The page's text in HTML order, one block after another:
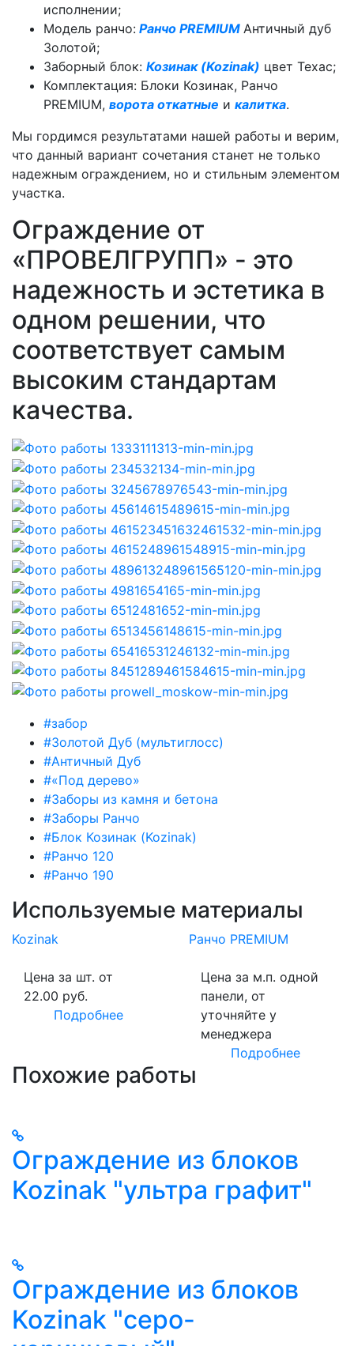
исполнении;
Модель ранчо: Ранчо PREMIUM Античный дуб
Золотой;
Заборный блок: Козинак (Kozinak) цвет Техас;
Комплектация: Блоки Козинак, Ранчо
PREMIUM, ворота откатные и калитка.
Мы гордимся результатами нашей работы и верим,
что данный вариант сочетания станет не только
надежным ограждением, но и стильным элементом
участка.
Ограждение от
«ПРОВЕЛГРУПП» - это
надежность и эстетика в
одном решении, что
соответствует самым
высоким стандартам
качества.
#забор
#Золотой Дуб (мультиглосс)
#Античный Дуб
#«Под дерево»
#Заборы из камня и бетона
#Заборы Ранчо
#Блок Козинак (Kozinak)
#Ранчо 120
#Ранчо 190
Используемые материалы
Kozinak
Цена за шт. от
22.00 руб.
Подробнее
Ранчо PREMIUM
Цена за м.п. одной
панели, от
уточняйте у
менеджера
Подробнее
Похожие работы
Ограждение из блоков
Kozinak "ультра графит"
Ограждение из блоков
Kozinak "серо-